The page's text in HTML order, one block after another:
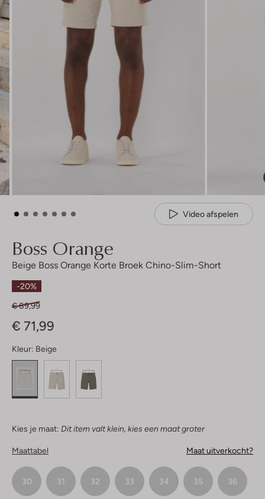
Video afspelen
Boss Orange
Beige Boss Orange Korte Broek Chino-Slim-Short
-20%
€ 89,99
€ 71,99
Kleur: Beige
Kies je maat: Dit item valt klein, kies een maat groter
Maattabel Maat uitverkocht?
30 31 32 33 34 35 36